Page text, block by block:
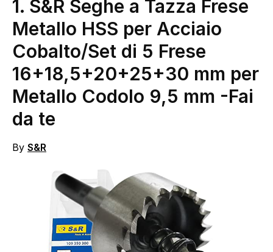
1. S&R Seghe a Tazza Frese
Metallo HSS per Acciaio
Cobalto/Set di 5 Frese
16+18,5+20+25+30 mm per
Metallo Codolo 9,5 mm -Fai
da te
By S&R